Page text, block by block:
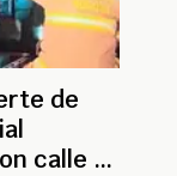
de
calle 19